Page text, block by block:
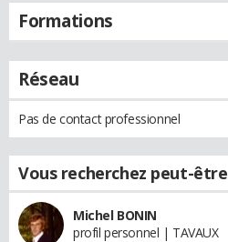
Formations
Réseau
Pas de contact professionnel
Vous recherchez peut-être
Michel BONIN
profil personnel | TAVAUX